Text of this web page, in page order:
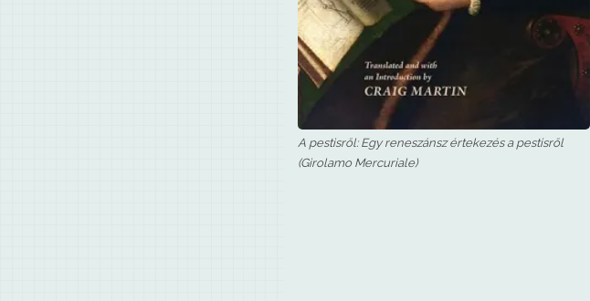
A pestisről: Egy reneszánsz értekezés a pestisről
(Girolamo Mercuriale)